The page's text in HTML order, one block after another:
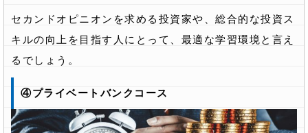
セカンドオピニオンを求める投資家や、総合的な投資ス
キルの向上を目指す人にとって、最適な学習環境と言え
るでしょう。
④プライベートバンクコース